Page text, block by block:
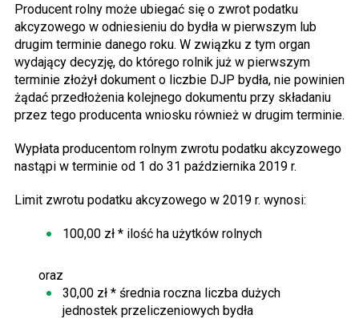
Producent rolny może ubiegać się o zwrot podatku
akcyzowego w odniesieniu do bydła w pierwszym lub
drugim terminie danego roku. W związku z tym organ
wydający decyzję, do którego rolnik już w pierwszym
terminie złożył dokument o liczbie DJP bydła, nie powinien
żądać przedłożenia kolejnego dokumentu przy składaniu
przez tego producenta wniosku również w drugim terminie.
Wypłata producentom rolnym zwrotu podatku akcyzowego
nastąpi w terminie od 1 do 31 października 2019 r.
Limit zwrotu podatku akcyzowego w 2019 r. wynosi:
100,00 zł * ilość ha użytków rolnych
oraz
30,00 zł * średnia roczna liczba dużych
jednostek przeliczeniowych bydła